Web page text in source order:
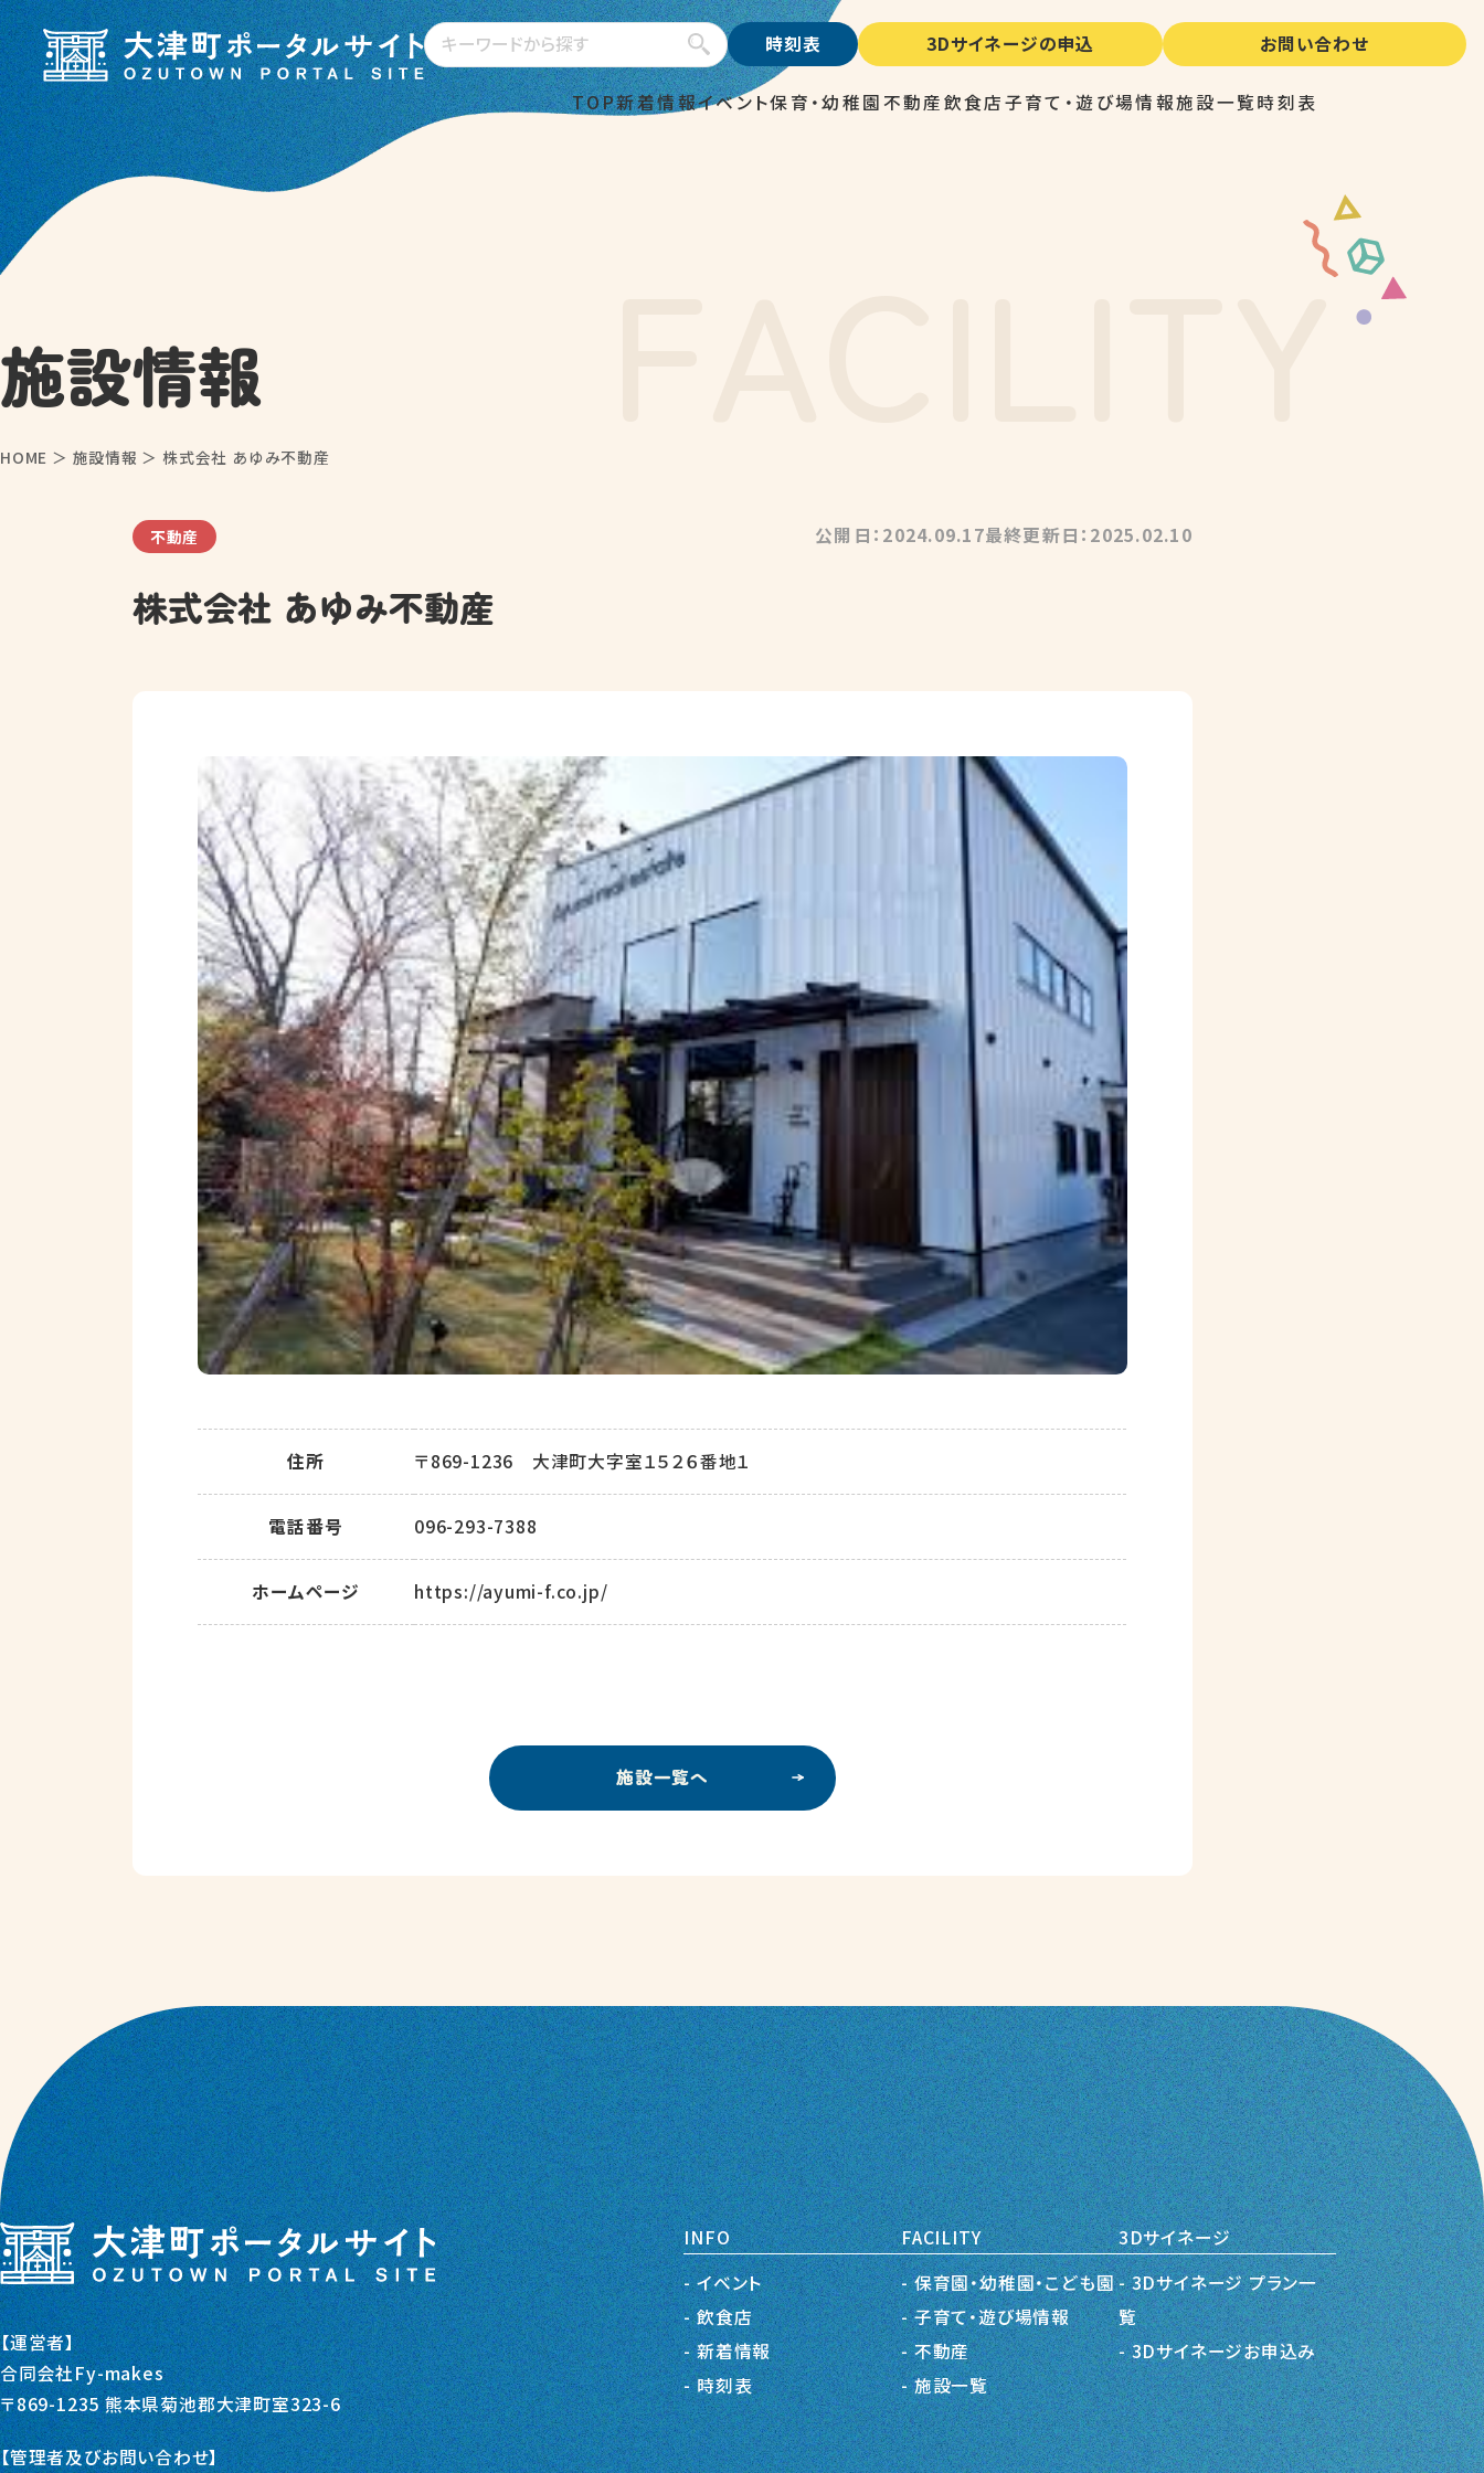
検索 時刻表 3Dサイネージの申込 お問い合わせ
TOP新着情報イベント保育・幼稚園 不動産飲食店子育て・遊び場情報施設一覧時刻表
施設情報 Y
HOME ＞ 施設情報 ＞ 株式会社 あゆみ不動産
不動産 公開日：2024.09.17最終更新日：2025.02.10
株式会社 あゆみ不動産
住所 〒869-1236 大津町大字室１５２６番地１
電話番号 096-293-7388
ホームページ https://ayumi-f.co.jp/
施設一覧へ
INFO
イベント
飲食店
新着情報
時刻表
FACILITY
保育園・幼稚園・こども園
子育て・遊び場情報
不動産
施設一覧
3Dサイネージ
3Dサイネージ プラン一
覧
3Dサイネージお申込み
【運営者】
合同会社Fy-makes
〒869-1235 熊本県菊池郡大津町室323-6
【管理者及びお問い合わせ】